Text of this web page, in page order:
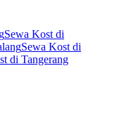
Sewa Kost di
Sewa Kost di
di Tangerang